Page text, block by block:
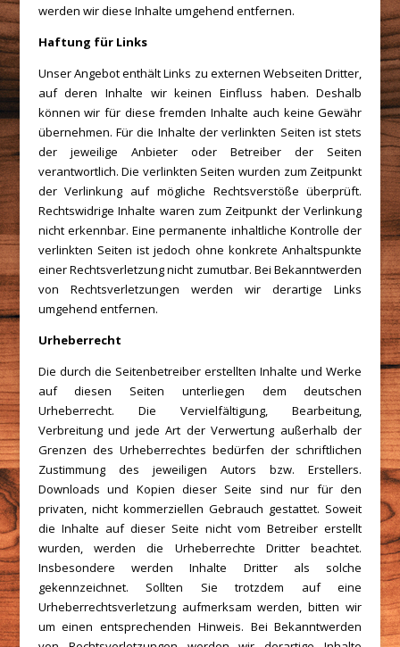
werden wir diese Inhalte umgehend entfernen.
Haftung für Links
Unser Angebot enthält Links zu externen Webseiten Dritter,
auf deren Inhalte wir keinen Einfluss haben. Deshalb
können wir für diese fremden Inhalte auch keine Gewähr
übernehmen. Für die Inhalte der verlinkten Seiten ist stets
der jeweilige Anbieter oder Betreiber der Seiten
verantwortlich. Die verlinkten Seiten wurden zum Zeitpunkt
der Verlinkung auf mögliche Rechtsverstöße überprüft.
Rechtswidrige Inhalte waren zum Zeitpunkt der Verlinkung
nicht erkennbar. Eine permanente inhaltliche Kontrolle der
verlinkten Seiten ist jedoch ohne konkrete Anhaltspunkte
einer Rechtsverletzung nicht zumutbar. Bei Bekanntwerden
von Rechtsverletzungen werden wir derartige Links
umgehend entfernen.
Urheberrecht
Die durch die Seitenbetreiber erstellten Inhalte und Werke
auf diesen Seiten unterliegen dem deutschen
Urheberrecht. Die Vervielfältigung, Bearbeitung,
Verbreitung und jede Art der Verwertung außerhalb der
Grenzen des Urheberrechtes bedürfen der schriftlichen
Zustimmung des jeweiligen Autors bzw. Erstellers.
Downloads und Kopien dieser Seite sind nur für den
privaten, nicht kommerziellen Gebrauch gestattet. Soweit
die Inhalte auf dieser Seite nicht vom Betreiber erstellt
wurden, werden die Urheberrechte Dritter beachtet.
Insbesondere werden Inhalte Dritter als solche
gekennzeichnet. Sollten Sie trotzdem auf eine
Urheberrechtsverletzung aufmerksam werden, bitten wir
um einen entsprechenden Hinweis. Bei Bekanntwerden